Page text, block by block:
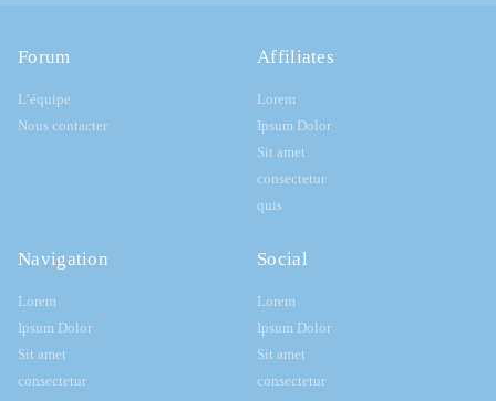
Forum
L’équipe
Nous contacter
Affiliates
Lorem
Ipsum Dolor
Sit amet
consectetur
quis
Navigation
Lorem
Ipsum Dolor
Sit amet
consectetur
Social
Lorem
Ipsum Dolor
Sit amet
consectetur